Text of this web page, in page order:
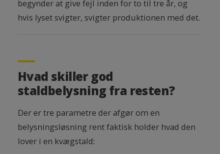
begynder at give fejl inden for to til tre år, og
hvis lyset svigter, svigter produktionen med det.
Hvad skiller god
staldbelysning fra resten?
Der er tre parametre der afgør om en
belysningsløsning rent faktisk holder hvad den
lover i en kvægstald: